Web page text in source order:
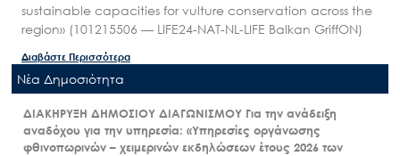
sustainable capacities for vulture conservation across the
region» (101215506 — LIFE24-NAT-NL-LIFE Balkan GriffON)
Διαβάστε Περισσότερα
Nέα Δημοσιότητα
ΔΙΑΚΗΡΥΞΗ ΔΗΜΟΣΙΟΥ ΔΙΑΓΩΝΙΣΜΟΥ Για την ανάδειξη
αναδόχου για την υπηρεσία: «Υπηρεσίες οργάνωσης
φθινοπωρινών – χειμερινών εκδηλώσεων έτους 2026 των